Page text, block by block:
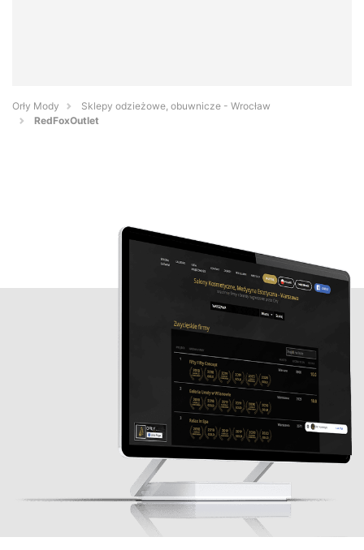
Orły Mody
Sklepy odzieżowe, obuwnicze - Wrocław
RedFoxOutlet